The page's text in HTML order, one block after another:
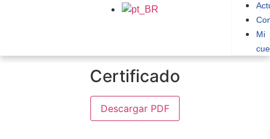
Mi
Certificado
Descargar PDF